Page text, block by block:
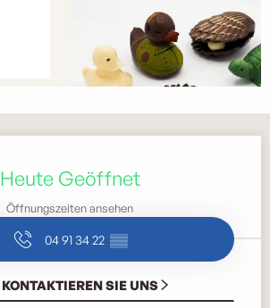
Heute Geöffnet
Öffnungszeiten ansehen
04 91 34 22 ▒▒
KONTAKTIEREN SIE UNS